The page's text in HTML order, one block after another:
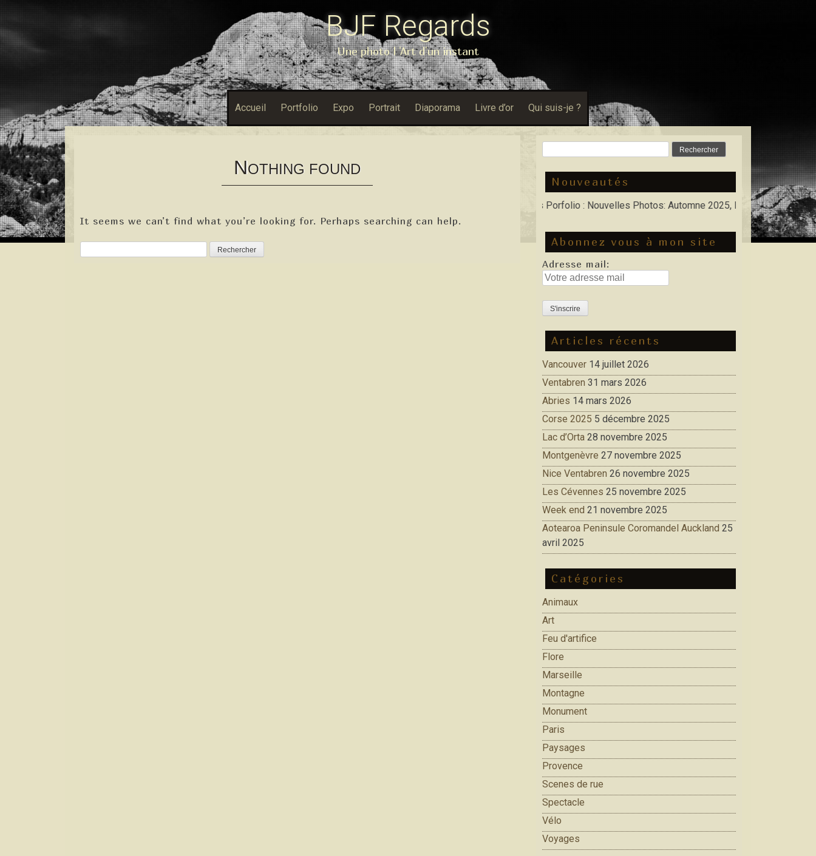
BJF Regards
Une photo l 'Art d'un instant
Accueil Portfolio Expo Portrait Diaporama Livre d’or Qui suis-je ?
NOTHING FOUND
It seems we can’t find what you’re looking for. Perhaps searching can help.
Nouveautés
Dans Porfolio : Nouvelles Photos: Automne 2025, Hiver 2026
Abonnez vous à mon site
Adresse mail:
Articles récents
Vancouver 14 juillet 2026
Ventabren 31 mars 2026
Abries 14 mars 2026
Corse 2025 5 décembre 2025
Lac d’Orta 28 novembre 2025
Montgenèvre 27 novembre 2025
Nice Ventabren 26 novembre 2025
Les Cévennes 25 novembre 2025
Week end 21 novembre 2025
Aotearoa Peninsule Coromandel Auckland 25
avril 2025
Catégories
Animaux
Art
Feu d'artifice
Flore
Marseille
Montagne
Monument
Paris
Paysages
Provence
Scenes de rue
Spectacle
Vélo
Voyages